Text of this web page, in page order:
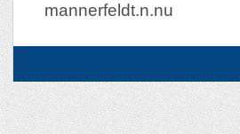
mannerfeldt.n.nu